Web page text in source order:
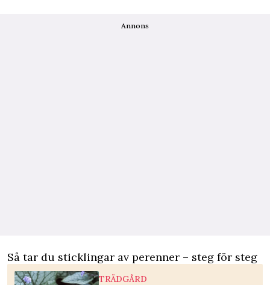
Annons
Så tar du sticklingar av perenner – steg för steg
TRÄDGÅRD